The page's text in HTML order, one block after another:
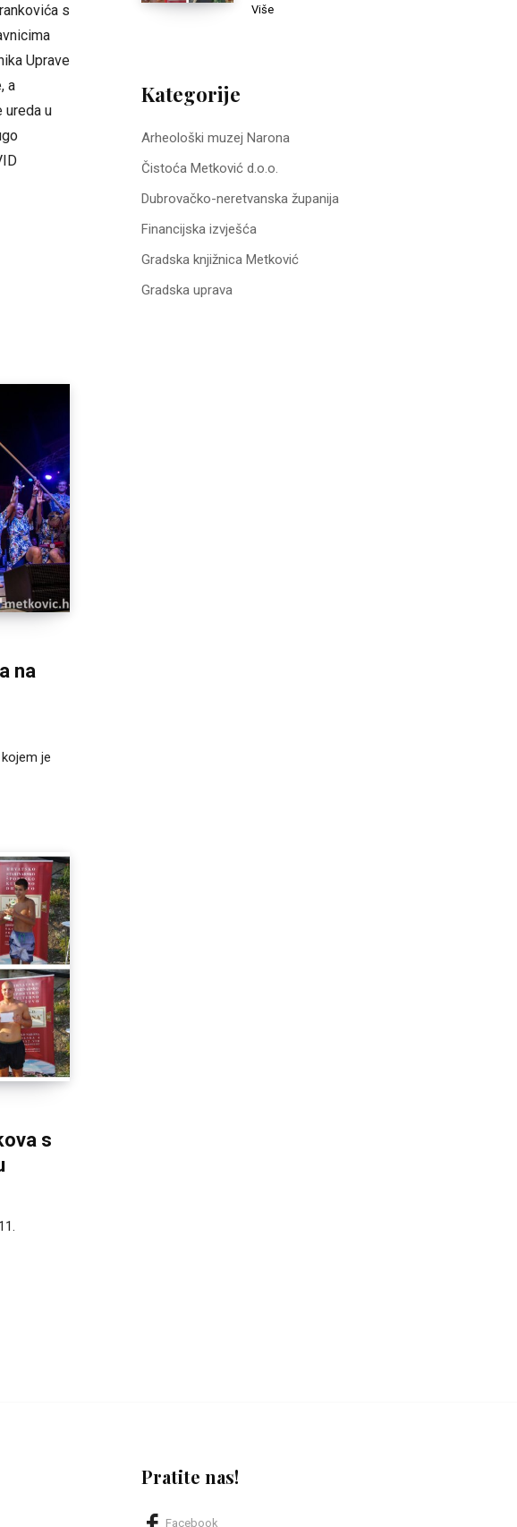
s
Uprave
a
ureda u
na
je
s
Više
Kategorije
Arheološki muzej Narona
Čistoća Metković d.o.o.
Dubrovačko-neretvanska županija
Financijska izvješća
Gradska knjižnica Metković
Gradska uprava
Pratite nas!
Facebook